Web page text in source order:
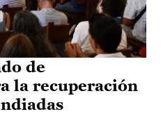
de
la recuperación